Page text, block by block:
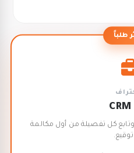
طلباً
كل تفصيلة من أول مكالمة
توقيع.